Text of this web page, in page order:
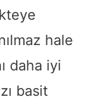
hale
daha iyi
basit